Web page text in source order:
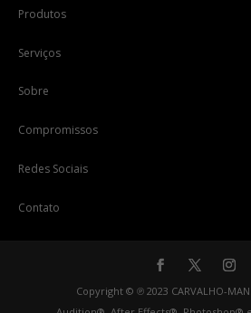
Produtos
Serviços
Sobre
Compromissos
Redes Sociais
Contato
Copyright © ℗ 2023 CARVALHO-